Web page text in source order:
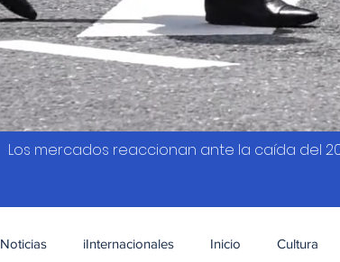
Los mercados reaccionan ante la caída del
Noticias iInternacionales Inicio Cultura